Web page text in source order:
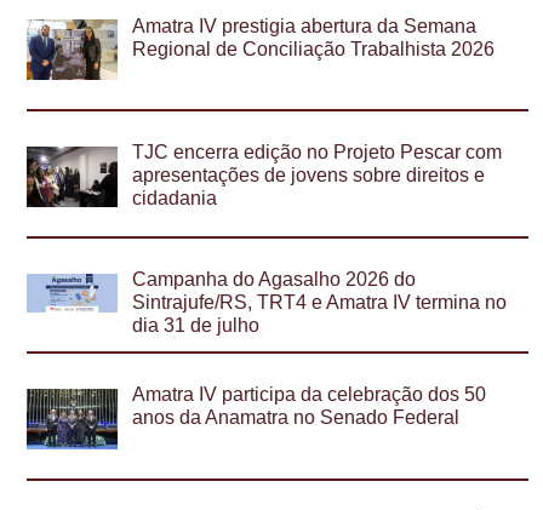
Amatra IV prestigia abertura da Semana
Regional de Conciliação Trabalhista 2026
TJC encerra edição no Projeto Pescar com
apresentações de jovens sobre direitos e
cidadania
Campanha do Agasalho 2026 do
Sintrajufe/RS, TRT4 e Amatra IV termina no
dia 31 de julho
Amatra IV participa da celebração dos 50
anos da Anamatra no Senado Federal